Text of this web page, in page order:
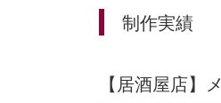
制作実績
【居酒屋